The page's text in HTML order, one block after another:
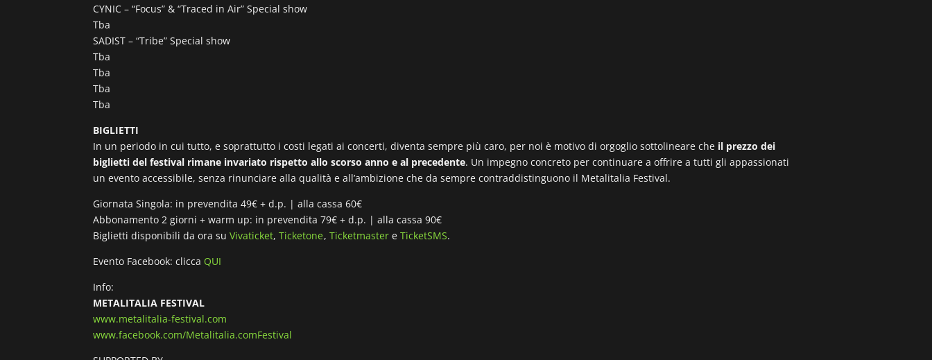
CYNIC – “Focus” & “Traced in Air” Special show
Tba
SADIST – “Tribe” Special show
Tba
Tba
Tba
Tba
BIGLIETTI
In un periodo in cui tutto, e soprattutto i costi legati ai concerti, diventa sempre più caro, per noi è motivo di orgoglio sottolineare che il prezzo dei
biglietti del festival rimane invariato rispetto allo scorso anno e al precedente. Un impegno concreto per continuare a offrire a tutti gli appassionati
un evento accessibile, senza rinunciare alla qualità e all’ambizione che da sempre contraddistinguono il Metalitalia Festival.
Giornata Singola: in prevendita 49€ + d.p. | alla cassa 60€
Abbonamento 2 giorni + warm up: in prevendita 79€ + d.p. | alla cassa 90€
Biglietti disponibili da ora suVivaticket,Ticketone,Ticketmaster eTicketSMS.
Evento Facebook: clicca QUI
Info:
METALITALIA FESTIVAL
www.metalitalia-festival.com
www.facebook.com/Metalitalia.comFestival